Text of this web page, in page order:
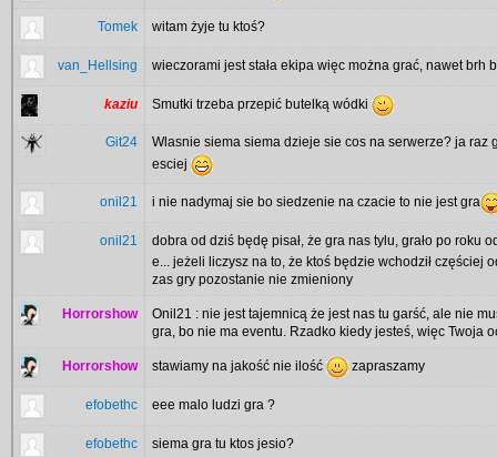
Tomek witam żyje tu ktoś?
van_Hellsing wieczorami jest stała ekipa więc można grać, nawet brh
kaziu Smutki trzeba przepić butelką wódki
Git24
Wlasnie siema siema dzieje sie cos na serwerze? ja raz
esciej
onil21 i nie nadymaj sie bo siedzenie na czacie to nie jest gra
onil21
dobra od dziś będę pisał, że gra nas tylu, grało po roku
e... jeżeli liczysz na to, że ktoś będzie wchodził częściej
zas gry pozostanie nie zmieniony
Horrorshow
Onil21 : nie jest tajemnicą że jest nas tu garść, ale nie
gra, bo nie ma eventu. Rzadko kiedy jesteś, więc Twoja
Horrorshow stawiamy na jakość nie ilość zapraszamy
efobethc eee malo ludzi gra ?
efobethc siema gra tu ktos jesio?